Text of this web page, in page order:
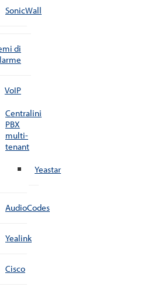
SonicWall
di
VoIP
Centralini
PBX
multi-
tenant
Yeastar
AudioCodes
Yealink
Cisco